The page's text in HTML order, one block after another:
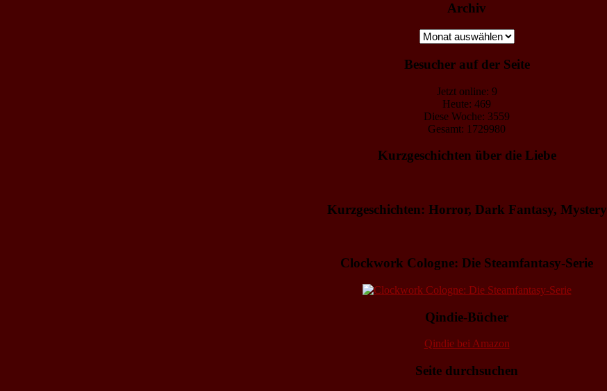
Archiv
Archiv
Besucher auf der Seite
Jetzt online: 9
Heute: 469
Diese Woche: 3559
Gesamt: 1729980
Kurzgeschichten über die Liebe
Kurzgeschichten: Horror, Dark Fantasy, Mystery
Clockwork Cologne: Die Steamfantasy-Serie
Qindie-Bücher
Qindie bei Amazon
Seite durchsuchen